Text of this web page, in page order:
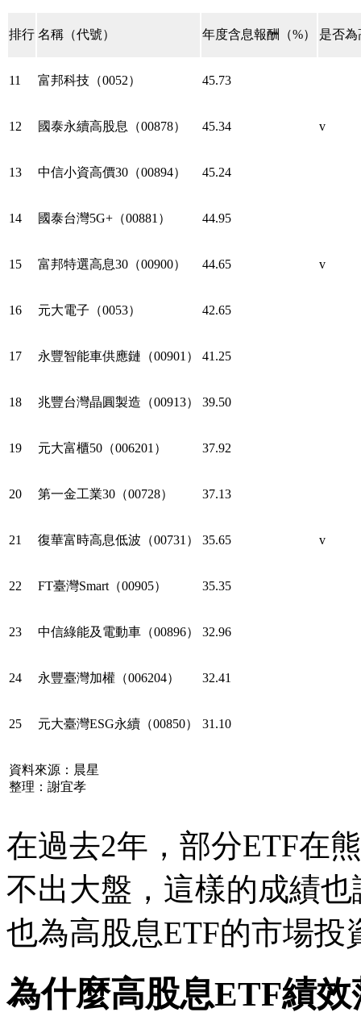
排行 名稱（代號） 年度含息報酬（%） 是否為
11 富邦科技（0052） 45.73
12 國泰永續高股息（00878） 45.34 v
13 中信小資高價30（00894） 45.24
14 國泰台灣5G+（00881） 44.95
15 富邦特選高息30（00900） 44.65 v
16 元大電子（0053） 42.65
17 永豐智能車供應鏈（00901） 41.25
18 兆豐台灣晶圓製造（00913） 39.50
19 元大富櫃50（006201） 37.92
20 第一金工業30（00728） 37.13
21 復華富時高息低波（00731） 35.65 v
22 FT臺灣Smart（00905） 35.35
23 中信綠能及電動車（00896） 32.96
24 永豐臺灣加權（006204） 32.41
25 元大臺灣ESG永續（00850） 31.10
資料來源：晨星
整理：謝宜孝
在過去2年，部分ETF在
不出大盤，這樣的成績
也為高股息ETF的市場投
為什麼高股息ETF績